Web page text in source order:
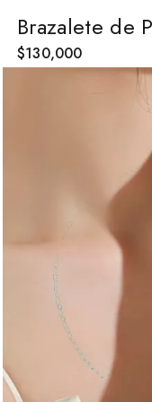
Brazalete de
$130,000